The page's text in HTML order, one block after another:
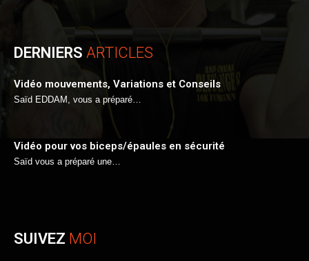
DERNIERS ARTICLES
Vidéo mouvements, Variations et Conseils
Saïd EDDAM, vous a préparé…
Vidéo pour vos biceps/épaules en sécurité
Saïd vous a préparé une…
SUIVEZ MOI